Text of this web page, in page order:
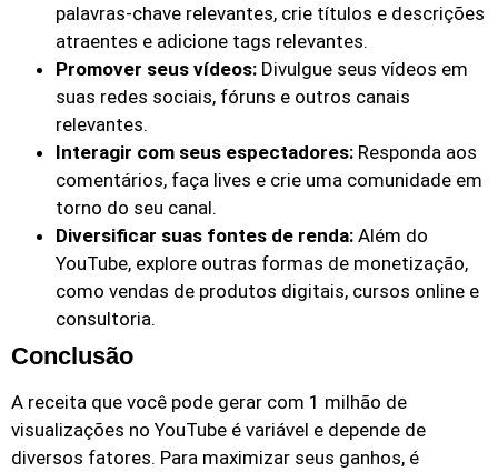
palavras-chave relevantes, crie títulos e descrições
atraentes e adicione tags relevantes.
Promover seus vídeos: Divulgue seus vídeos em
suas redes sociais, fóruns e outros canais
relevantes.
Interagir com seus espectadores: Responda aos
comentários, faça lives e crie uma comunidade em
torno do seu canal.
Diversificar suas fontes de renda: Além do
YouTube, explore outras formas de monetização,
como vendas de produtos digitais, cursos online e
consultoria.
Conclusão
A receita que você pode gerar com 1 milhão de
visualizações no YouTube é variável e depende de
diversos fatores. Para maximizar seus ganhos, é